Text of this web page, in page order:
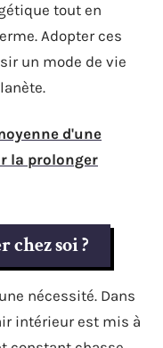
tout en
Adopter ces
un mode de vie
d'une
la prolonger
soi ?
nécessité. Dans
intérieur est mis à